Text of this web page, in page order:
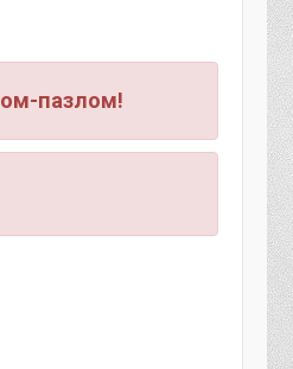
пазлом!